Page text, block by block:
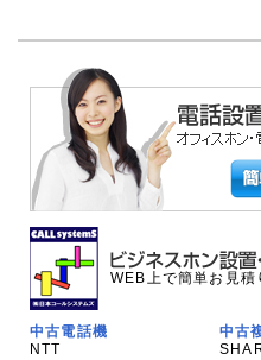
WEB上で簡単お見積
中古電話機
NTT
中古